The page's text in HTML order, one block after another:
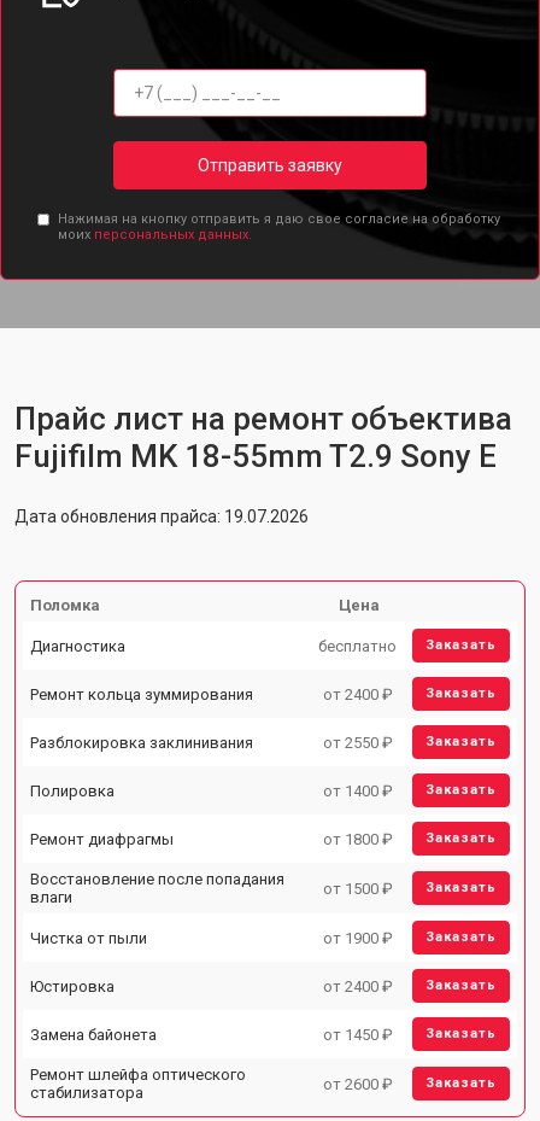
Отправить заявку
Нажимая на кнопку отправить я даю свое согласие на обработку
моих персональных данных.
Прайс лист на ремонт объектива
Fujifilm MK 18-55mm T2.9 Sony E
Дата обновления прайса: 19.07.2026
Поломка Цена
Диагностика бесплатно Заказать
Ремонт кольца зуммирования от 2400 ₽ Заказать
Разблокировка заклинивания от 2550 ₽ Заказать
Полировка от 1400 ₽ Заказать
Ремонт диафрагмы от 1800 ₽ Заказать
Восстановление после попадания
влаги
от 1500 ₽ Заказать
Чистка от пыли от 1900 ₽ Заказать
Юстировка от 2400 ₽ Заказать
Замена байонета от 1450 ₽ Заказать
Ремонт шлейфа оптического
стабилизатора
от 2600 ₽ Заказать